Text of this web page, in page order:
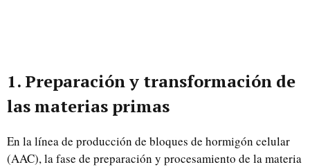
1. Preparación y transformación de
las materias primas
En la línea de producción de bloques de hormigón celular
(AAC), la fase de preparación y procesamiento de la materia